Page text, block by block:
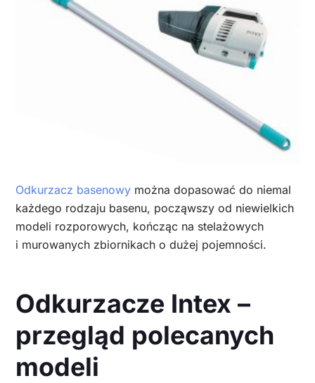
Odkurzacz basenowy można dopasować do niemal
każdego rodzaju basenu, począwszy od niewielkich
modeli rozporowych, kończąc na stelażowych
i murowanych zbiornikach o dużej pojemności.
Odkurzacze Intex –
przegląd polecanych
modeli